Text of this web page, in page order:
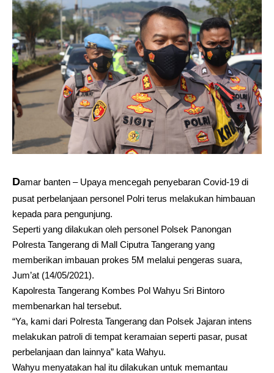
Damar banten – Upaya mencegah penyebaran Covid-19 di
pusat perbelanjaan personel Polri terus melakukan himbauan
kepada para pengunjung.
Seperti yang dilakukan oleh personel Polsek Panongan
Polresta Tangerang di Mall Ciputra Tangerang yang
memberikan imbauan prokes 5M melalui pengeras suara,
Jum’at (14/05/2021).
Kapolresta Tangerang Kombes Pol Wahyu Sri Bintoro
membenarkan hal tersebut.
“Ya, kami dari Polresta Tangerang dan Polsek Jajaran intens
melakukan patroli di tempat keramaian seperti pasar, pusat
perbelanjaan dan lainnya” kata Wahyu.
Wahyu menyatakan hal itu dilakukan untuk memantau